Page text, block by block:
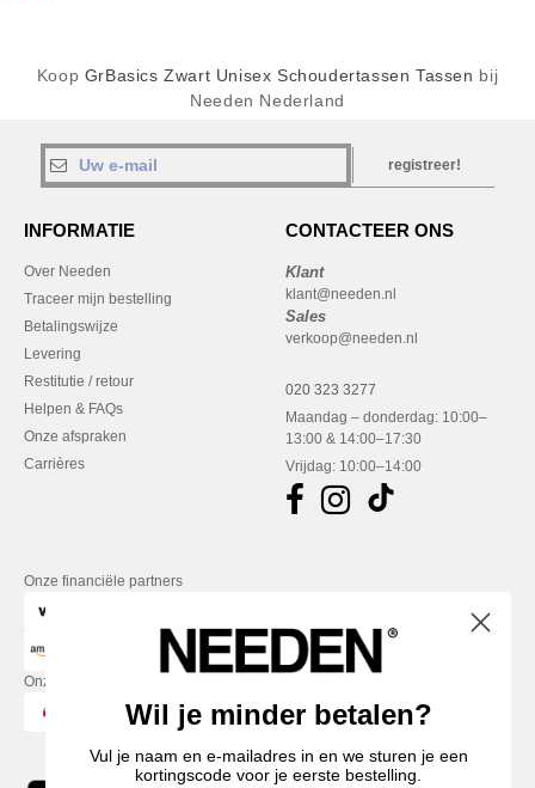
Koop GrBasics Zwart Unisex Schoudertassen Tassen bij
Needen Nederland
registreer!
INFORMATIE
Over Needen
Traceer mijn bestelling
Betalingswijze
Levering
Restitutie / retour
Helpen & FAQs
Onze afspraken
Carrières
CONTACTEER ONS
Klant
klant@needen.nl
Sales
verkoop@needen.nl
020 323 3277
Maandag – donderdag: 10:00–
13:00 & 14:00–17:30
Vrijdag: 10:00–14:00
Onze financiële partners
Onze transporteurs
Wil je minder betalen?
Vul je naam en e-mailadres in en we sturen je een
kortingscode voor je eerste bestelling.